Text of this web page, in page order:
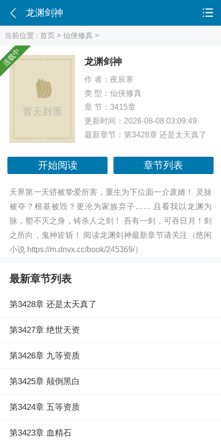
当前位置 :首页 >仙侠修真 >
连载中 龙渊剑神
作 者： 夜辰寒
类 型： 仙侠修真
章 节：3415章
更新时间：2026-08-08 03:09:49
最新章节： 第3428章 还是太天真了
开始阅读 章节列表
天界第一天骄被挚爱所害，重生为下位面一介废婿！ 灵脉
被夺？根基被毁？更沦为家族弃子…… 且看我以龙渊为
脉，塑不灭之身，铸杀人之剑！ 吾有一剑，可吞日月！剑
之所向，鬼神皆斩！ 阅读龙渊剑神最新章节请关注（悠闲
小说 https://m.dnvx.cc/book/245369/）
最新章节列表
第3428章 还是太天真了
第3427章 绝世天资
第3426章 九等资质
第3425章 颠倒黑白
第3424章 五等资质
第3423章 血精石
龙渊剑神